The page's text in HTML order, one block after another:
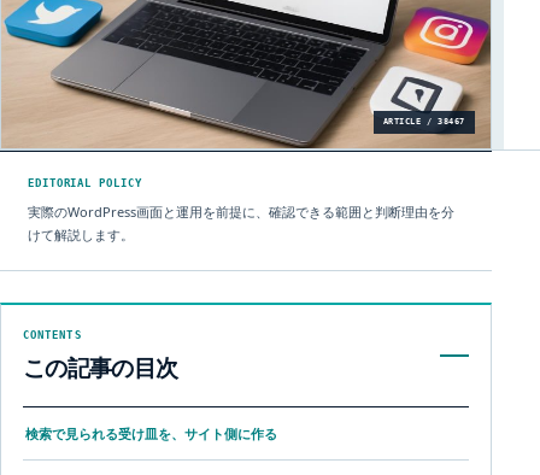
ARTICLE / 38467
EDITORIAL POLICY
実際のWordPress画面と運用を前提に、確認できる範囲と判断理由を分
けて解説します。
CONTENTS
この記事の目次
検索で見られる受け皿を、サイト側に作る